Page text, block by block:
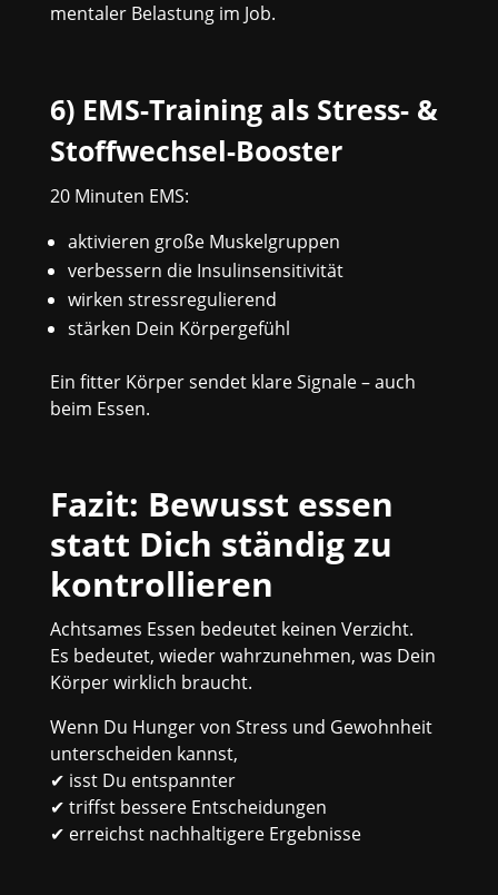
mentaler Belastung im Job.
6) EMS-Training als Stress- &
Stoffwechsel-Booster
20 Minuten EMS:
aktivieren große Muskelgruppen
verbessern die Insulinsensitivität
wirken stressregulierend
stärken Dein Körpergefühl
Ein fitter Körper sendet klare Signale – auch
beim Essen.
Fazit: Bewusst essen
statt Dich ständig zu
kontrollieren
Achtsames Essen bedeutet keinen Verzicht.
Es bedeutet, wieder wahrzunehmen, was Dein
Körper wirklich braucht.
Wenn Du Hunger von Stress und Gewohnheit
unterscheiden kannst,
✔ isst Du entspannter
✔ triffst bessere Entscheidungen
✔ erreichst nachhaltigere Ergebnisse